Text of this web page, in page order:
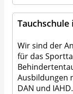
Tauchschule
Wir sind der
für das
Ausbildungen
DAN und IAHD.